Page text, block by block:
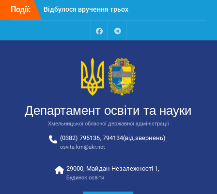
Перейти
Події:
Відбулося вручення трьох
автобусів для потреб
Відбулося засідання
освіти та науки обласної
державної адміністрації
Відбулась обласна
національно-патріотичне
виховання
FacebookTalegram
Департамент освіти та науки
Хмельницької обласної державної адміністрації
(0382) 795136, 794134(від.звернень)
osvita-km@ukr.net
29000, Майдан Незалежності 1,
Будинок освіти